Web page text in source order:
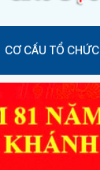
CƠ CẤU TỔ CHỨC